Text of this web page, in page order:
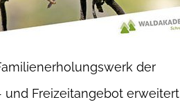
der
und Freizeitangebot erweitert